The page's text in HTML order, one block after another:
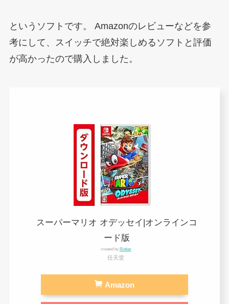
というソフトです。 Amazonのレビューなどを参
考にして、スイッチで絶対楽しめるソフトと評価
が高かったので購入しました。
スーパーマリオ オデッセイ|オンラインコ
ード版
created by Rinker
任天堂
Amazon